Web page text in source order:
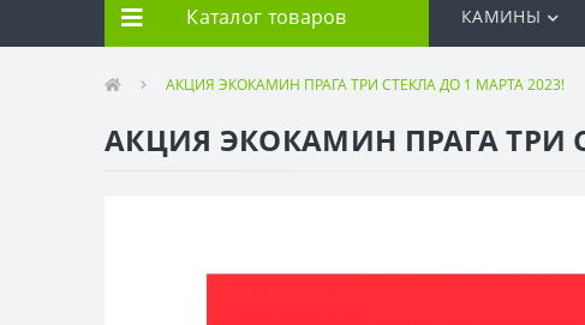
Каталог товаров КАМИНЫ
АКЦИЯ ЭКОКАМИН ПРАГА ТРИ СТЕКЛА ДО 1 МАРТА 2023!
АКЦИЯ ЭКОКАМИН ПРАГА ТРИ